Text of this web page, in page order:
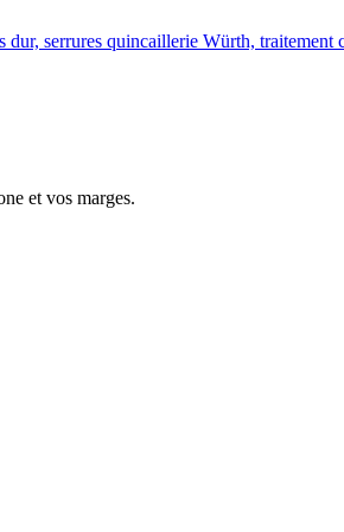
serrures quincaillerie Würth,
et vos marges.